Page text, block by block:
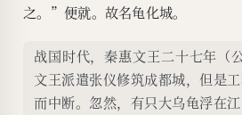
之。”便就。故名龟化城。
战国时代，秦惠文王二十七年（
文王派遣张仪修筑成都城，但是
而中断。忽然，有只大乌龟浮在